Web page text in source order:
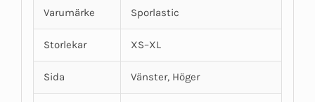
Varumärke Sporlastic
Storlekar XS–XL
Sida Vänster, Höger